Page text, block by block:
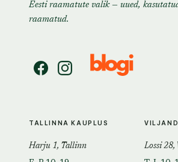
Eesti raamatute valik — uued,
raamatud.
TALLINNA KAUPLUS
Harju 1, Tallinn Lossi